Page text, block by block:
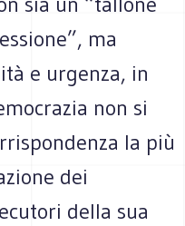
ma
e urgenza, in
non si
la più
dei
della sua